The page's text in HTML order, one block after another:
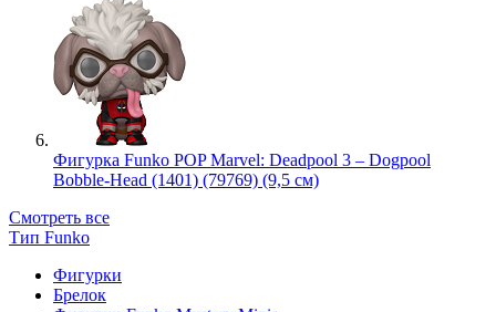
Фигурка Funko POP Marvel: Deadpool 3 – Dogpool
Bobble-Head (1401) (79769) (9,5 см)
Смотреть все
Тип Funko
Фигурки
Брелок